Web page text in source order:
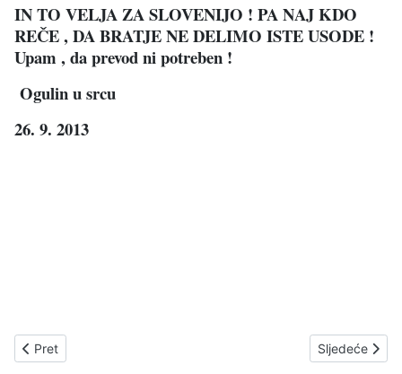
IN TO VELJA ZA SLOVENIJO ! PA NAJ KDO
REČE , DA BRATJE NE DELIMO ISTE USODE !
Upam , da prevod ni potreben !
Ogulin u srcu
26. 9. 2013
Prethodni članak: IZBORI U SDP-u U OGULINU
Pret Sljedeći
Sljedeće